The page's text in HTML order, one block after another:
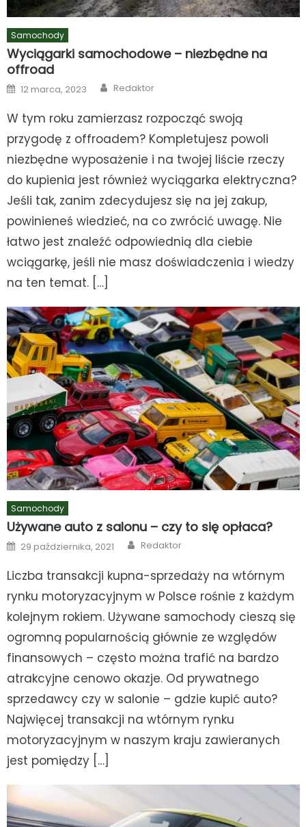
Samochody
Wyciągarki samochodowe – niezbędne na
offroad
Posted
on
12 marca, 2023 Author
Redaktor
W tym roku zamierzasz rozpocząć swoją
przygodę z offroadem? Kompletujesz powoli
niezbędne wyposażenie i na twojej liście rzeczy
do kupienia jest również wyciągarka elektryczna?
Jeśli tak, zanim zdecydujesz się na jej zakup,
powinieneś wiedzieć, na co zwrócić uwagę. Nie
łatwo jest znaleźć odpowiednią dla ciebie
wciągarkę, jeśli nie masz doświadczenia i wiedzy
na ten temat. […]
Samochody
Używane auto z salonu – czy to się opłaca?
Posted
on
29 października, 2021 Author
Redaktor
Liczba transakcji kupna-sprzedaży na wtórnym
rynku motoryzacyjnym w Polsce rośnie z każdym
kolejnym rokiem. Używane samochody cieszą się
ogromną popularnością głównie ze względów
finansowych – często można trafić na bardzo
atrakcyjne cenowo okazje. Od prywatnego
sprzedawcy czy w salonie – gdzie kupić auto?
Najwięcej transakcji na wtórnym rynku
motoryzacyjnym w naszym kraju zawieranych
jest pomiędzy […]